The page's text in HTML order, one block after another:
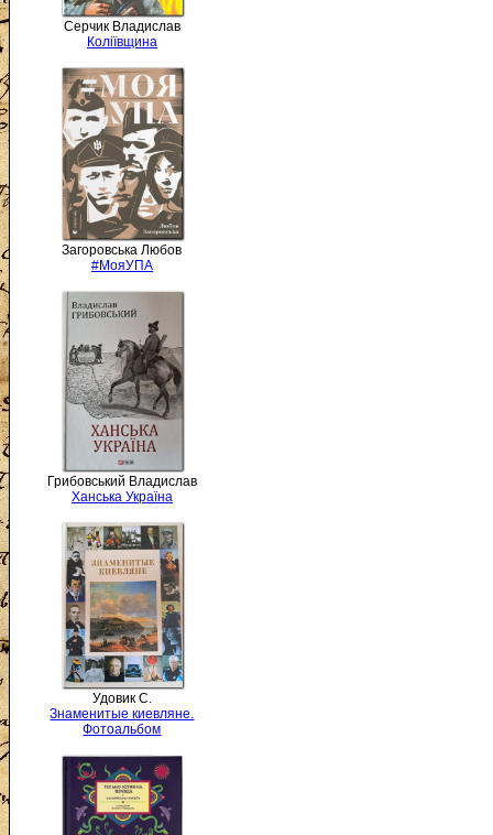
Серчик Владислав
Коліївщина
Загоровська Любов
#МояУПА
Грибовський Владислав
Ханська Україна
Удовик С.
Знаменитые киевляне.
Фотоальбом